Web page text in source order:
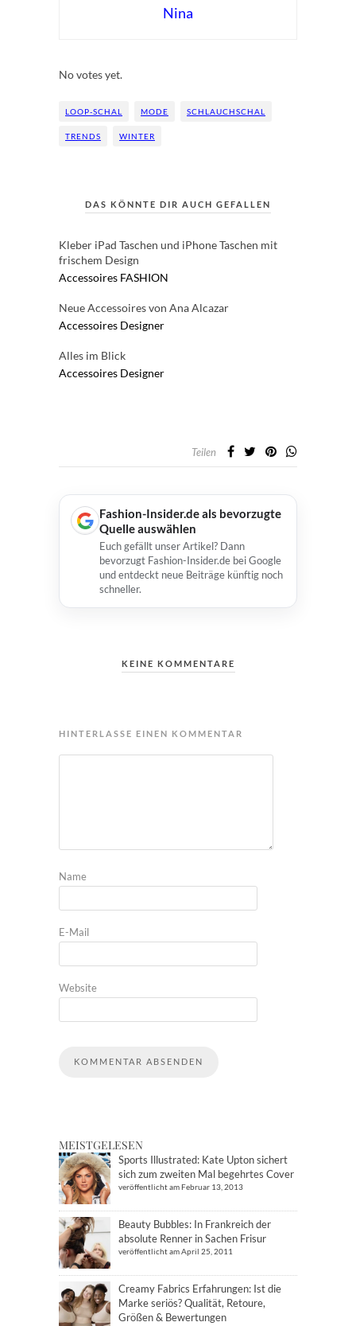
Nina
No votes yet.
LOOP-SCHAL MODE SCHLAUCHSCHAL
TRENDS WINTER
DAS KÖNNTE DIR AUCH GEFALLEN
Kleber iPad Taschen und iPhone Taschen mit
frischem Design
Accessoires FASHION
Neue Accessoires von Ana Alcazar
Accessoires Designer
Alles im Blick
Accessoires Designer
Teilen
Fashion-Insider.de als bevorzugte
Quelle auswählen
Euch gefällt unser Artikel? Dann
bevorzugt Fashion-Insider.de bei Google
und entdeckt neue Beiträge künftig noch
schneller.
KEINE KOMMENTARE
HINTERLASSE EINEN KOMMENTAR
Name
E-Mail
Website
MEISTGELESEN
Sports Illustrated: Kate Upton sichert
sich zum zweiten Mal begehrtes Cover
veröffentlicht am Februar 13, 2013
Beauty Bubbles: In Frankreich der
absolute Renner in Sachen Frisur
veröffentlicht am April 25, 2011
Creamy Fabrics Erfahrungen: Ist die
Marke seriös? Qualität, Retoure,
Größen & Bewertungen